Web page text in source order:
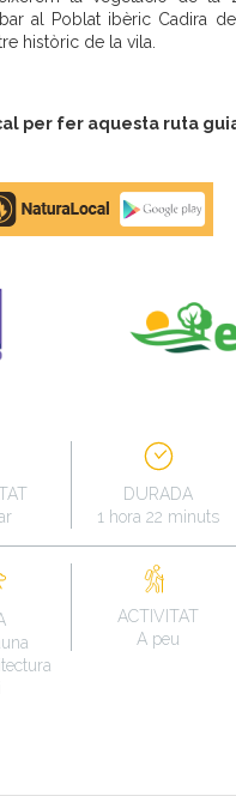
al Poblat ibèric Cadira
històric de la vila.
per fer aquesta ruta
DURADA
1 hora 22 minuts
ACTIVITAT
A peu